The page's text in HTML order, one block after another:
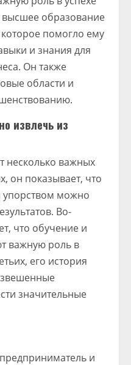
образование
помогло ему
и знания для
Он также
области и
извлечь из
несколько важных
он показывает, что
упорством можно
Во-
что обучение и
важную роль в
его история
значительные
и